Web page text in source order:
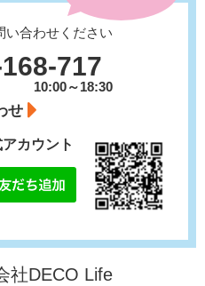
い合わせください
717
10:00～18:30
せ
カウント
社DECO Life